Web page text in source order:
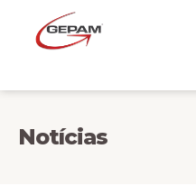
Notícias